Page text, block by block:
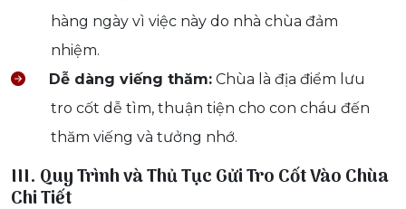
hàng ngày vì việc này do nhà chùa đảm
nhiệm.
Dễ dàng viếng thăm: Chùa là địa điểm lưu
tro cốt dễ tìm, thuận tiện cho con cháu đến
thăm viếng và tưởng nhớ.
III. Quy Trình và Thủ Tục Gửi Tro Cốt Vào Chùa
Chi Tiết